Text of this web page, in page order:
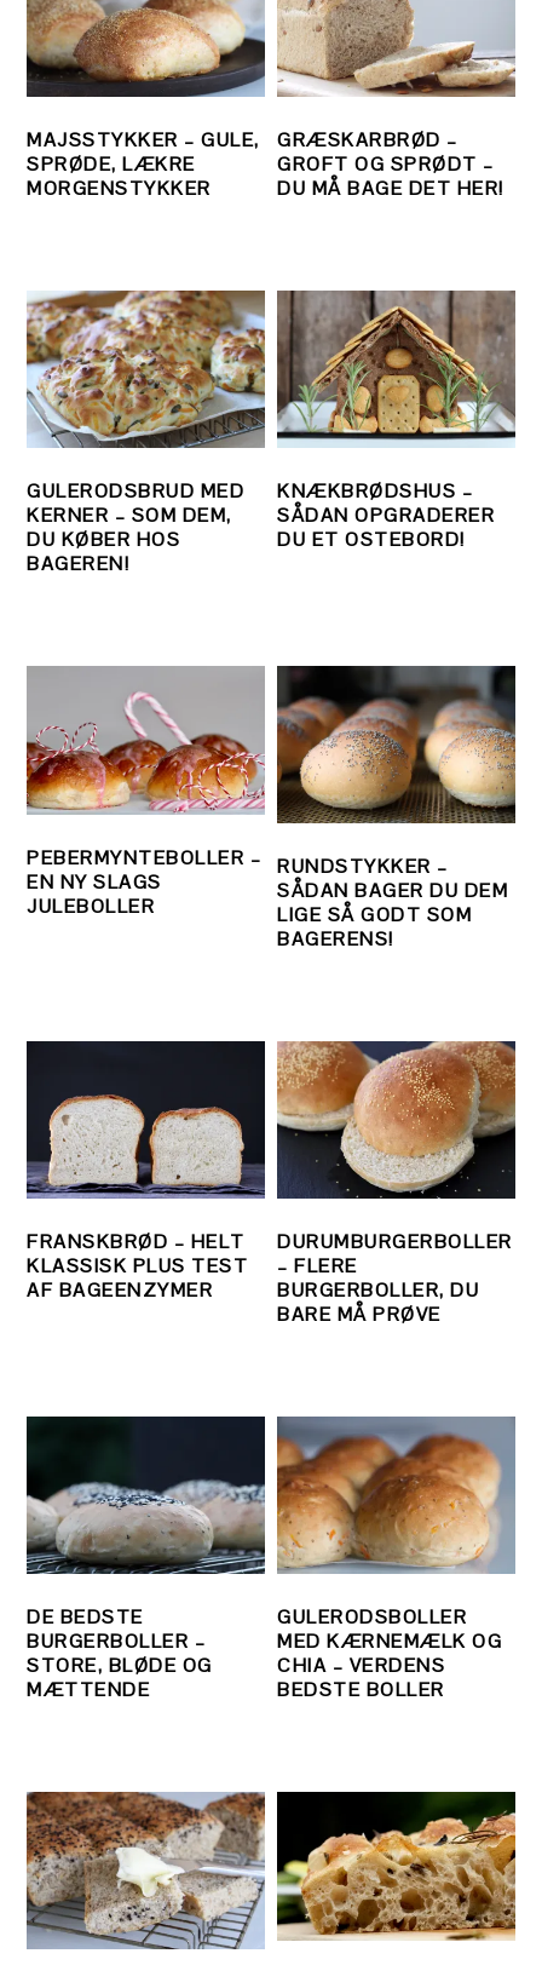
MAJSSTYKKER – GULE,
SPRØDE, LÆKRE
MORGENSTYKKER
GRÆSKARBRØD –
GROFT OG SPRØDT –
DU MÅ BAGE DET HER!
GULERODSBRUD MED
KERNER – SOM DEM,
DU KØBER HOS
BAGEREN!
KNÆKBRØDSHUS –
SÅDAN OPGRADERER
DU ET OSTEBORD!
PEBERMYNTEBOLLER –
EN NY SLAGS
JULEBOLLER
RUNDSTYKKER –
SÅDAN BAGER DU DEM
LIGE SÅ GODT SOM
BAGERENS!
FRANSKBRØD – HELT
KLASSISK PLUS TEST
AF BAGEENZYMER
DURUMBURGERBOLLER
– FLERE
BURGERBOLLER, DU
BARE MÅ PRØVE
DE BEDSTE
BURGERBOLLER –
STORE, BLØDE OG
MÆTTENDE
GULERODSBOLLER
MED KÆRNEMÆLK OG
CHIA – VERDENS
BEDSTE BOLLER